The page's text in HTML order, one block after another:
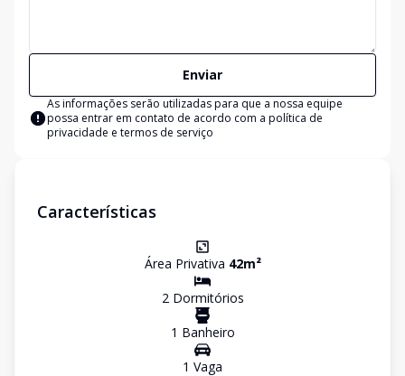
Enviar
As informações serão utilizadas para que a nossa equipe
possa entrar em contato de acordo com a política de
privacidade e termos de serviço
Características
Área Privativa 42m²
2Dormitórios
1 Banheiro
1 Vaga